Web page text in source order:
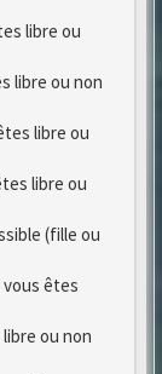
libre ou
libre ou non
libre ou
libre ou
(fille ou
êtes
ou non